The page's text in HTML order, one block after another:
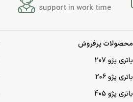
support in work time
محصولات پرفروش
باتری پژو 207
باتری پژو 206
باتری پژو 405